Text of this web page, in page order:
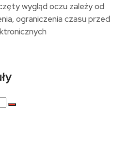
wygląd oczu zależy od
ograniczenia czasu przed